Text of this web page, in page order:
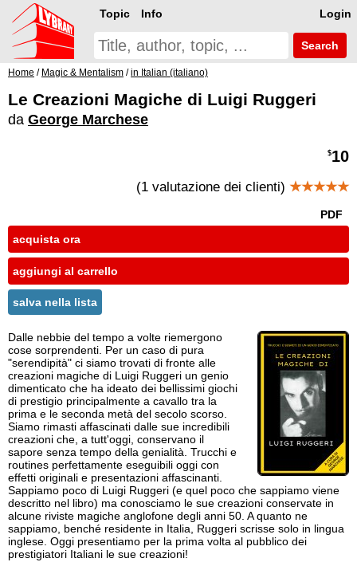
Login
Topic Info
Search
Home / Magic & Mentalism /in Italian (italiano)
Le Creazioni Magiche di Luigi Ruggeri
da George Marchese
$10
(1 valutazione dei clienti) ★★★★★
PDF
acquista ora
aggiungi al carrello
salva nella lista
Dalle nebbie del tempo a volte riemergono
cose sorprendenti. Per un caso di pura
"serendipità" ci siamo trovati di fronte alle
creazioni magiche di Luigi Ruggeri un genio
dimenticato che ha ideato dei bellissimi giochi
di prestigio principalmente a cavallo tra la
prima e le seconda metà del secolo scorso.
Siamo rimasti affascinati dalle sue incredibili
creazioni che, a tutt'oggi, conservano il
sapore senza tempo della genialità. Trucchi e
routines perfettamente eseguibili oggi con
effetti originali e presentazioni affascinanti.
Sappiamo poco di Luigi Ruggeri (e quel poco che sappiamo viene
descritto nel libro) ma conosciamo le sue creazioni conservate in
alcune riviste magiche anglofone degli anni 50. A quanto ne
sappiamo, benché residente in Italia, Ruggeri scrisse solo in lingua
inglese. Oggi presentiamo per la prima volta al pubblico dei
prestigiatori Italiani le sue creazioni!